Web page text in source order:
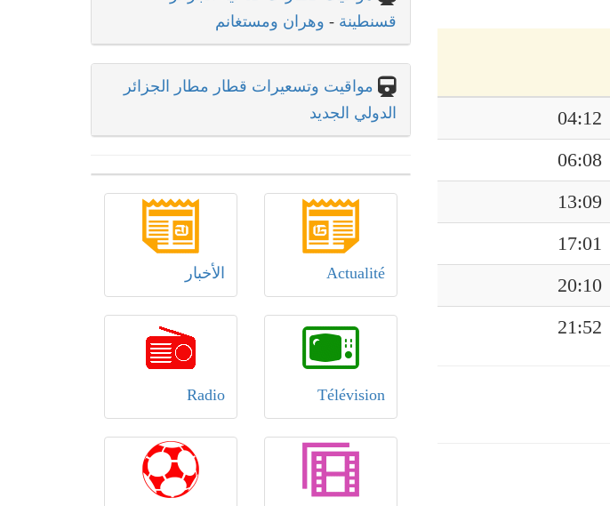
04:12
06:08
13:09
17:01
20:10
21:52
قسنطينة - وهران ومستغانم
مواقيت وتسعيرات قطار مطار الجزائر
الدولي الجديد
Actualité الأخبار
Télévision
Radio